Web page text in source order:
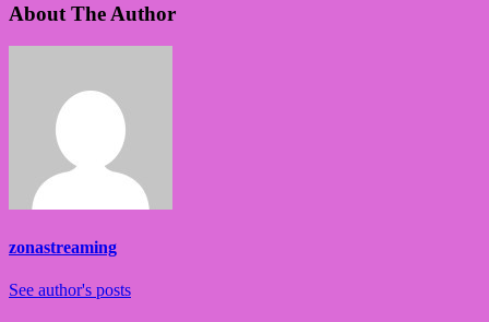
About The Author
zonastreaming
See author's posts